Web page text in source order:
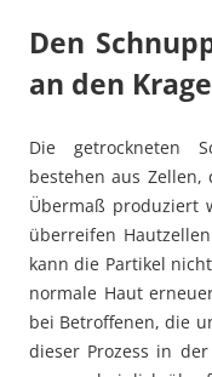
Den
an den
Die getrockneten
bestehen aus
Übermaß produziert
überreifen
kann die Partikel
normale Haut
bei Betroffenen, die
dieser Prozess in